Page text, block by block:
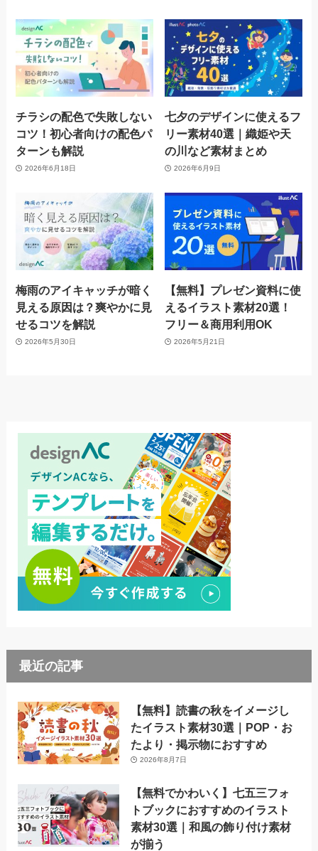
チラシの配色で失敗しない
コツ！初心者向けの配色パ
ターンも解説
2026年6月18日
七夕のデザインに使えるフ
リー素材40選｜織姫や天
の川など素材まとめ
2026年6月9日
梅雨のアイキャッチが暗く
見える原因は？爽やかに見
せるコツを解説
2026年5月30日
【無料】プレゼン資料に使
えるイラスト素材20選！
フリー＆商用利用OK
2026年5月21日
最近の記事
【無料】読書の秋をイメージし
たイラスト素材30選｜POP・お
たより・掲示物におすすめ
2026年8月7日
【無料でかわいく】七五三フォ
トブックにおすすめのイラスト
素材30選｜和風の飾り付け素材
が揃う